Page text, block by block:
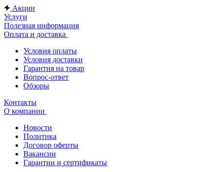
Акции
Услуги
Полезная информация
Оплата и доставка
Условия оплаты
Условия доставки
Гарантия на товар
Вопрос-ответ
Обзоры
Контакты
О компании
Новости
Политика
Договор оферты
Вакансии
Гарантии и сертификаты